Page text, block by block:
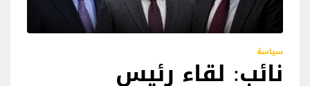
سياسة
نائب: لقاء رئيس